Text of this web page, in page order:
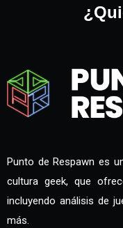
Punto de Respawn es
cultura geek, que
incluyendo análisis de
más.